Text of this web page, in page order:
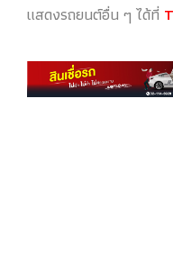
แสดงรถยนต์อื่น ๆ ได้ที่